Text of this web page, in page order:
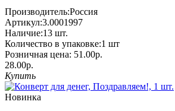
Производитель:Россия
Артикул:3.0001997
Наличие:13 шт.
Количество в упаковке:1 шт
Розничная цена: 51.00р.
28.00р.
Купить
Новинка